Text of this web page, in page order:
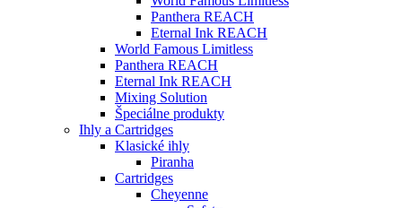
Panthera REACH
Eternal Ink REACH
World Famous Limitless
Panthera REACH
Eternal Ink REACH
Mixing Solution
Špeciálne produkty
Ihly a Cartridges
Klasické ihly
Piranha
Cartridges
Cheyenne